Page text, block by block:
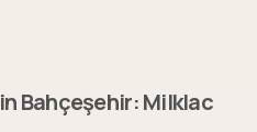
Bahçeşehir: Milklac